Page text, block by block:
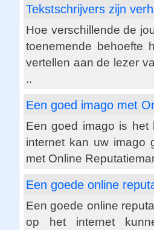
Tekstschrijvers zijn
Hoe verschillende de
toenemende behoefte
vertellen aan de lezer
..
Een goed imago met
Een goed imago is
internet kan uw imago
met Online
Een goede online
Een goede online
op het internet